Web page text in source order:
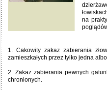
na
1. Cakowity zakaz zabierania
zamieszkałych przez tylko jedna
2. Zakaz zabierania pewnych
chronionych.